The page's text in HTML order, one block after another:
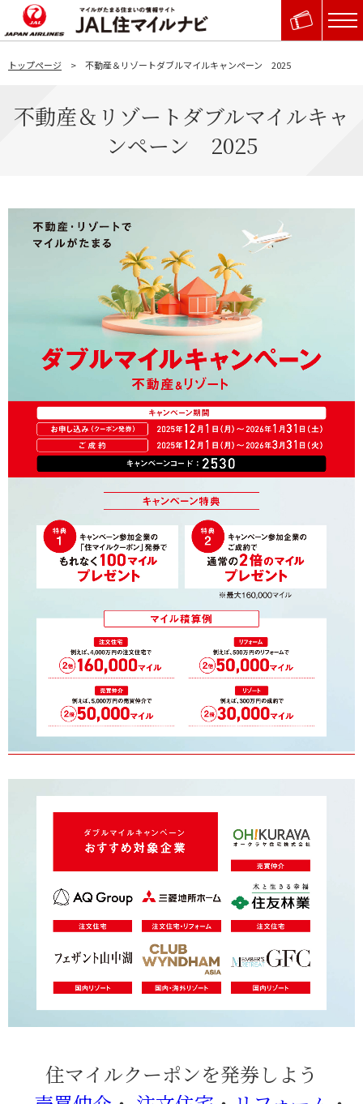
トップページ 不動産＆リゾートダブルマイルキャンペーン 2025
不動産＆リゾートダブルマイルキャ
ンペーン 2025
住マイルクーポンを発券しよう